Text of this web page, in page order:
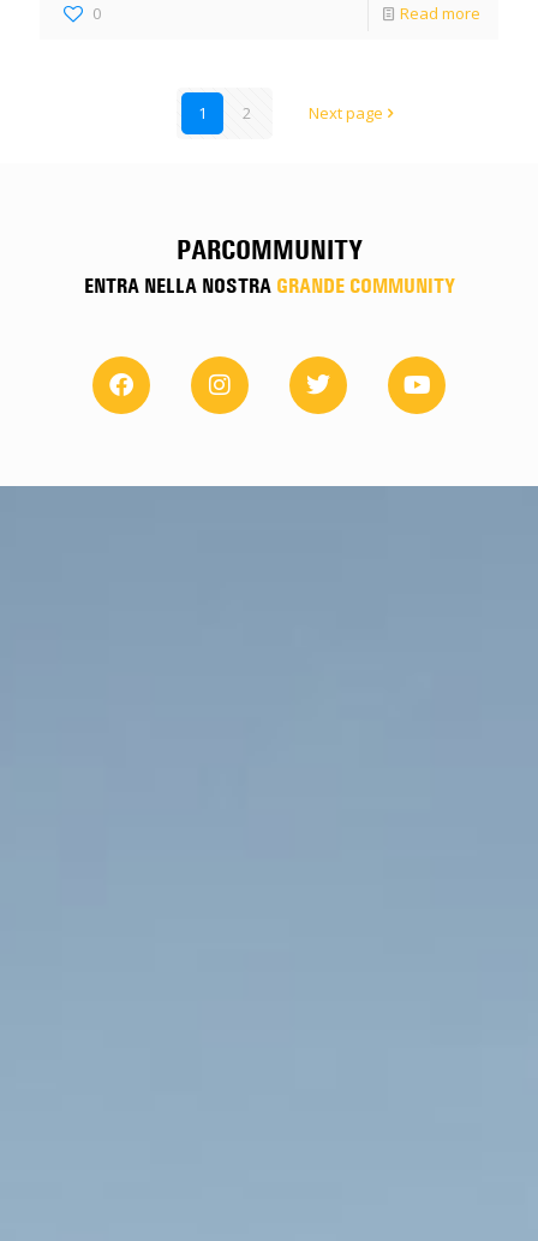
0 Read more
1 2 Next page
PARCOMMUNITY
ENTRA NELLA NOSTRA GRANDE COMMUNITY